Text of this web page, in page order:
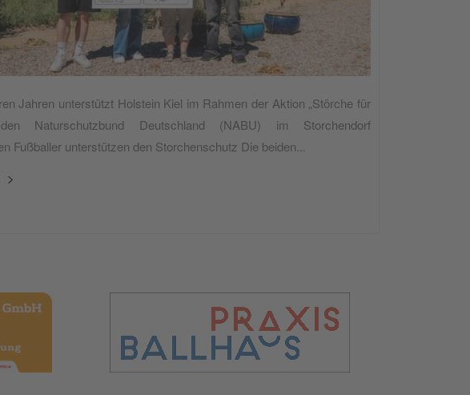
Jahren unterstützt Holstein Kiel im Rahmen der Aktion „Störche für
Naturschutzbund Deutschland (NABU) im Storchendorf
Fußballer unterstützen den Storchenschutz Die beiden...